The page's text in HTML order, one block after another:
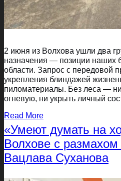
2 июня из Волхова ушли два
назначения — позиции наших
области. Запрос с передовой
укрепления блиндажей
пиломатериалы. Без леса —
огневую, ни укрыть личный
Read More
«Умеют думать на
Волхове с
Вацлава Суханова